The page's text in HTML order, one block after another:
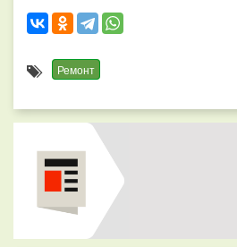
Ремонт